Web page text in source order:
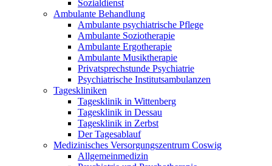
Sozialdienst
Ambulante Behandlung
Ambulante psychiatrische Pflege
Ambulante Soziotherapie
Ambulante Ergotherapie
Ambulante Musiktherapie
Privatsprechstunde Psychiatrie
Psychiatrische Institutsambulanzen
Tageskliniken
Tagesklinik in Wittenberg
Tagesklinik in Dessau
Tagesklinik in Zerbst
Der Tagesablauf
Medizinisches Versorgungszentrum Coswig
Allgemeinmedizin